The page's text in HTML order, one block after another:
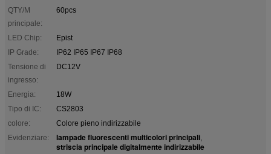
QTY/M
principale:
60pcs
LED Chip:
Epist
IP Grade:
IP62 IP65 IP67 IP68
Tensione di
ingresso:
DC12V
Energia:
18W
Tipo di IC:
CS2803
colore:
Colore pieno indirizzabile
Evidenziare:
lampade fluorescenti multicolori principali,
striscia principale digitalmente indirizzabile